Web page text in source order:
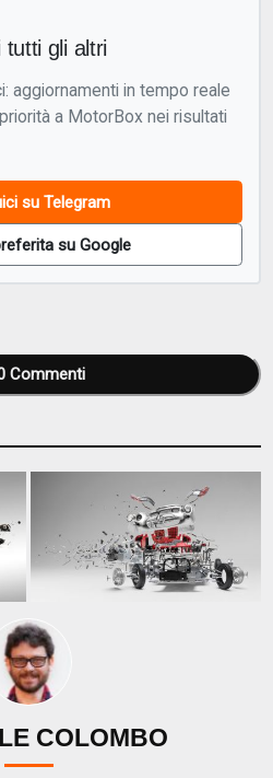
gli altri
aggiornamenti in tempo reale
a MotorBox nei risultati
su Telegram
su Google
Commenti
COLOMBO